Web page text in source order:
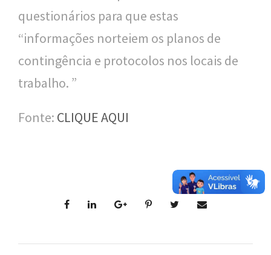
questionários para que estas
“informações norteiem os planos de
contingência e protocolos nos locais de
trabalho. ”
Fonte: CLIQUE AQUI